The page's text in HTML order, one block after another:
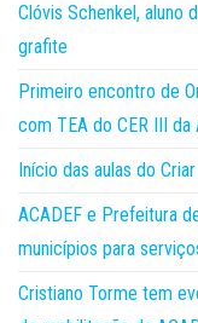
Clóvis Schenkel, aluno
grafite
Primeiro encontro de
com TEA do CER III da
Início das aulas do
ACADEF e Prefeitura
municípios para
Cristiano Torme tem